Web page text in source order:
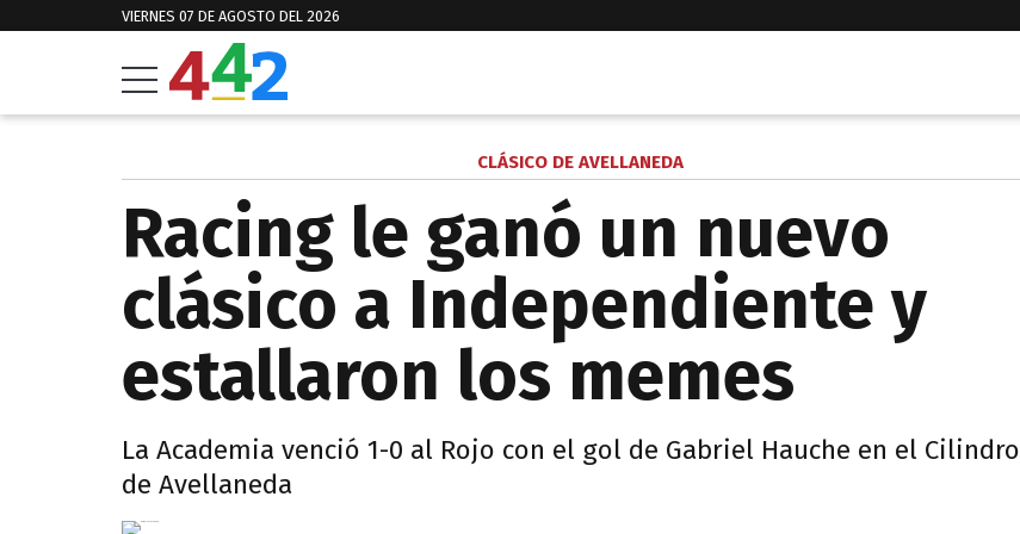
VIERNES 07 DE AGOSTO DEL 2026
CLÁSICO DE AVELLANEDA
Racing le ganó un nuevo
clásico a Independiente y
estallaron los memes
La Academia venció 1-0 al Rojo con el gol de Gabriel Hauche en el Cilindro
de Avellaneda